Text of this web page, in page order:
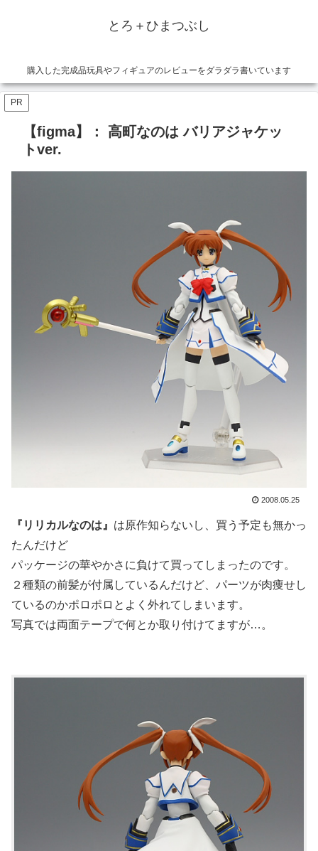
とろ＋ひまつぶし
購入した完成品玩具やフィギュアのレビューをダラダラ書いています
PR
【figma】： 高町なのは バリアジャケッ
トver.
2008.05.25
『リリカルなのは』 は原作知らないし、買う予定も無かっ
たんだけど
パッケージの華やかさに負けて買ってしまったのです。
２種類の前髪が付属しているんだけど、パーツが肉痩せし
ているのかポロポロとよく外れてしまいます。
写真では両面テープで何とか取り付けてますが…。